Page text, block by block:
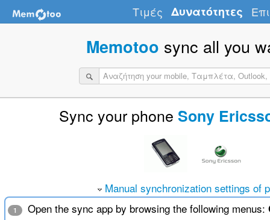
Τιμές Δυνατότητες
Memotoo sync all you
Sync your phone Sony
Manual synchronization settings of
1 Open the sync app by browsing the following menus: